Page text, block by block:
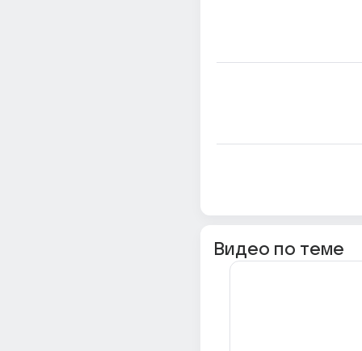
Видео по теме